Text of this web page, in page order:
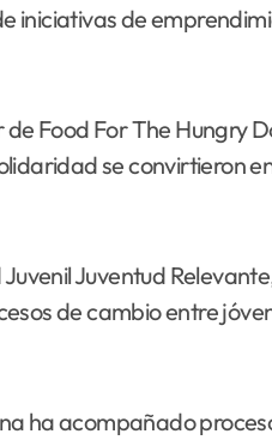
iniciativas de
Food For The Hungry
se convirtieron
Juventud
de cambio entre
ha acompañado